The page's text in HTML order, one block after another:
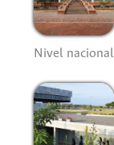
Nivel nacional